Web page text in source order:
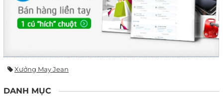
Xưởng May Jean
DANH MỤC